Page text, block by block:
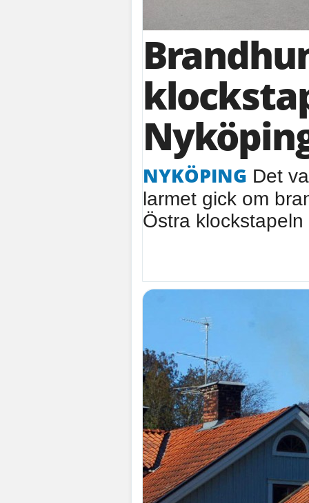
NYKÖPING Det
larmet gick om
Östra